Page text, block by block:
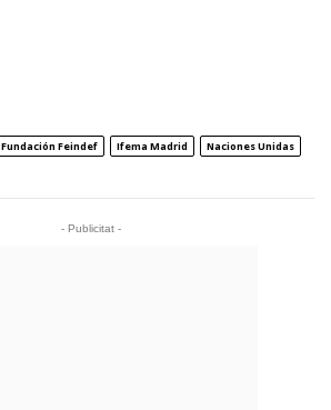
Fundación Feindef Ifema Madrid
Naciones Unidas
- Publicitat -